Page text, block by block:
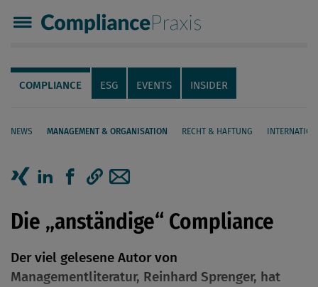
Compliance Praxis
Servicenavigation
Navigation
COMPLIANCE ESG EVENTS INSIDER
NEWS MANAGEMENT & ORGANISATION RECHT & HAFTUNG
Seiteninhalt
Die „anständige“ Compliance
Der viel gelesene Autor von
Managementliteratur, Reinhard Sprenger, hat